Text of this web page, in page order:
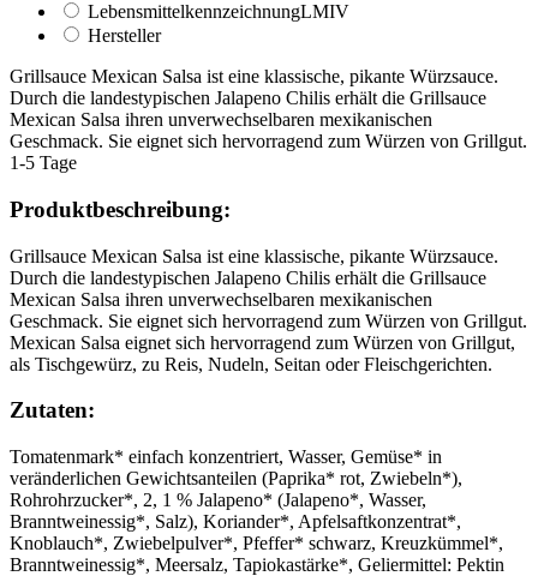
LebensmittelkennzeichnungLMIV
Hersteller
Grillsauce Mexican Salsa ist eine klassische, pikante Würzsauce.
Durch die landestypischen Jalapeno Chilis erhält die Grillsauce
Mexican Salsa ihren unverwechselbaren mexikanischen
Geschmack. Sie eignet sich hervorragend zum Würzen von Grillgut.
1-5 Tage
Produktbeschreibung:
Grillsauce Mexican Salsa ist eine klassische, pikante Würzsauce.
Durch die landestypischen Jalapeno Chilis erhält die Grillsauce
Mexican Salsa ihren unverwechselbaren mexikanischen
Geschmack. Sie eignet sich hervorragend zum Würzen von Grillgut.
Mexican Salsa eignet sich hervorragend zum Würzen von Grillgut,
als Tischgewürz, zu Reis, Nudeln, Seitan oder Fleischgerichten.
Zutaten:
Tomatenmark* einfach konzentriert, Wasser, Gemüse* in
veränderlichen Gewichtsanteilen (Paprika* rot, Zwiebeln*),
Rohrohrzucker*, 2, 1 % Jalapeno* (Jalapeno*, Wasser,
Branntweinessig*, Salz), Koriander*, Apfelsaftkonzentrat*,
Knoblauch*, Zwiebelpulver*, Pfeffer* schwarz, Kreuzkümmel*,
Branntweinessig*, Meersalz, Tapiokastärke*, Geliermittel: Pektin